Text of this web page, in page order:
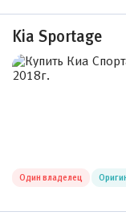
Kia Sportage
Один владелец